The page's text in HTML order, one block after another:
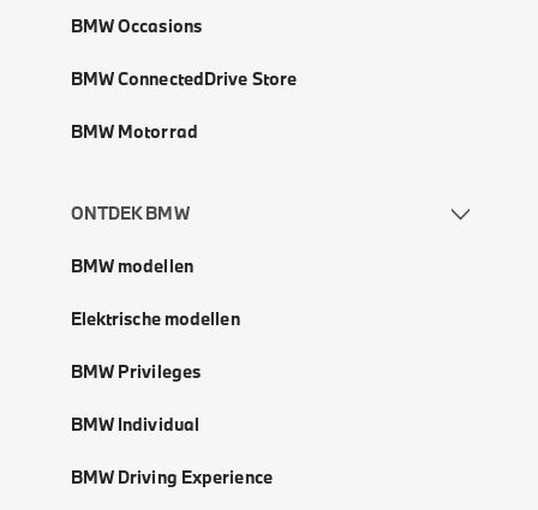
BMW Occasions
BMW ConnectedDrive Store
BMW Motorrad
ONTDEK BMW
BMW modellen
Elektrische modellen
BMW Privileges
BMW Individual
BMW Driving Experience